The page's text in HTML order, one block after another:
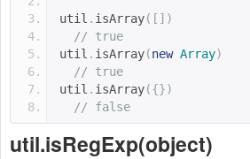
util . isArray([])
// true
util . isArray(new Array)
// true
util . isArray({})
// false
util.isRegExp(object)